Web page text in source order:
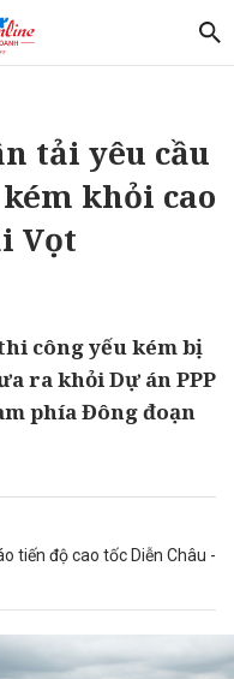
tải yêu cầu
khỏi cao
Vọt
công yếu kém bị
ra khỏi Dự án PPP
phía Đông đoạn
tiến độ cao tốc Diễn Châu -